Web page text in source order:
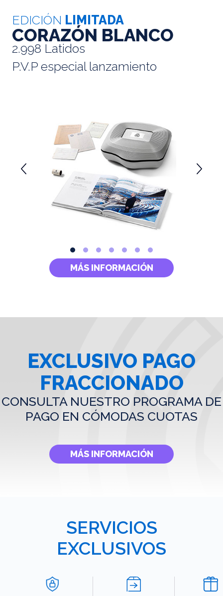
EDICIÓN LIMITADA
CORAZÓN BLANCO
2.998 Latidos
P.V.P especial lanzamiento
MÁS INFORMACIÓN
EXCLUSIVO PAGO
FRACCIONADO
CONSULTA NUESTRO PROGRAMA DE
PAGO EN CÓMODAS CUOTAS
MÁS INFORMACIÓN
SERVICIOS
EXCLUSIVOS